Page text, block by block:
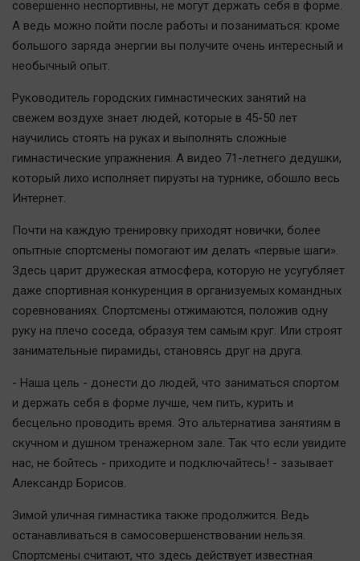
Качество жизни
Наука
Персона
Последняя инстанция
Светская жизнь
Тенденции
Точка на карте
совершенно неспортивны, не могут держать себя в форме.
А ведь можно пойти после работы и позаниматься: кроме
большого заряда энергии вы получите очень интересный и
необычный опыт.
Руководитель городских гимнастических занятий на
свежем воздухе знает людей, которые в 45-50 лет
научились стоять на руках и выполнять сложные
гимнастические упражнения. А видео 71-летнего дедушки,
который лихо исполняет пируэты на турнике, обошло весь
Интернет.
Почти на каждую тренировку приходят новички, более
опытные спортсмены помогают им делать «первые шаги».
Здесь царит дружеская атмосфера, которую не усугубляет
даже спортивная конкуренция в организуемых командных
соревнованиях. Спортсмены отжимаются, положив одну
руку на плечо соседа, образуя тем самым круг. Или строят
занимательные пирамиды, становясь друг на друга.
- Наша цель - донести до людей, что заниматься спортом
и держать себя в форме лучше, чем пить, курить и
бесцельно проводить время. Это альтернатива занятиям в
скучном и душном тренажерном зале. Так что если увидите
нас, не бойтесь - приходите и подключайтесь! - зазывает
Александр Борисов.
Зимой уличная гимнастика также продолжится. Ведь
останавливаться в самосовершенствовании нельзя.
Спортсмены считают, что здесь действует известная